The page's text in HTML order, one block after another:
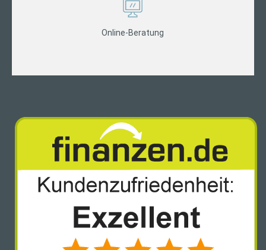
Online-Beratung